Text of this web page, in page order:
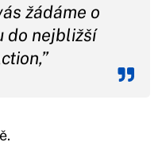
žádáme o
do nejbližší